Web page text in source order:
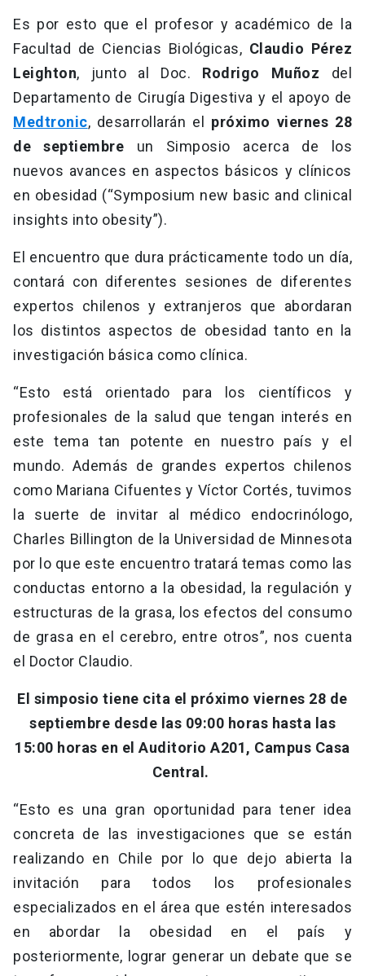
Es por esto que el profesor y académico de la
Facultad de Ciencias Biológicas, Claudio Pérez
Leighton, junto al Doc. Rodrigo Muñoz del
Departamento de Cirugía Digestiva y el apoyo de
Medtronic, desarrollarán el próximo viernes 28
de septiembre un Simposio acerca de los
nuevos avances en aspectos básicos y clínicos
en obesidad (“Symposium new basic and clinical
insights into obesity”).
El encuentro que dura prácticamente todo un día,
contará con diferentes sesiones de diferentes
expertos chilenos y extranjeros que abordaran
los distintos aspectos de obesidad tanto en la
investigación básica como clínica.
“Esto está orientado para los científicos y
profesionales de la salud que tengan interés en
este tema tan potente en nuestro país y el
mundo. Además de grandes expertos chilenos
como Mariana Cifuentes y Víctor Cortés, tuvimos
la suerte de invitar al médico endocrinólogo,
Charles Billington de la Universidad de Minnesota
por lo que este encuentro tratará temas como las
conductas entorno a la obesidad, la regulación y
estructuras de la grasa, los efectos del consumo
de grasa en el cerebro, entre otros”, nos cuenta
el Doctor Claudio.
El simposio tiene cita el próximo viernes 28 de
septiembre desde las 09:00 horas hasta las
15:00 horas en el Auditorio A201, Campus Casa
Central.
“Esto es una gran oportunidad para tener idea
concreta de las investigaciones que se están
realizando en Chile por lo que dejo abierta la
invitación para todos los profesionales
especializados en el área que estén interesados
en abordar la obesidad en el país y
posteriormente, lograr generar un debate que se